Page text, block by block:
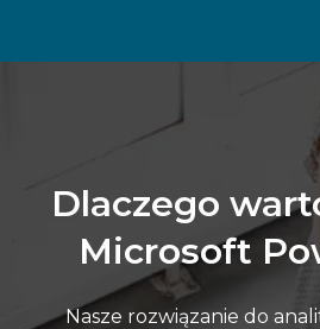
Dlaczego
Microsoft
Nasze rozwiązanie do